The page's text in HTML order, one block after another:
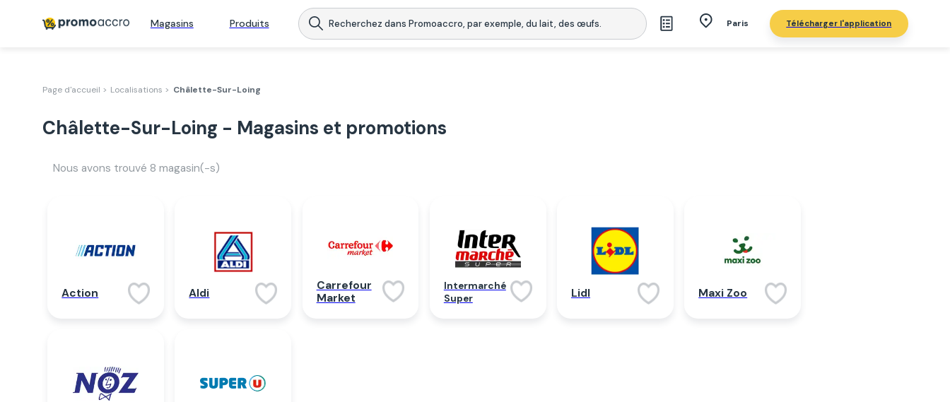
Magasins Produits Paris Télécharger l'application
Page d'accueil > Localisations > Châlette-Sur-Loing
Châlette-Sur-Loing - Magasins et promotions
Nous avons trouvé 8 magasin(-s)
Action Aldi
Carrefour
Market
Intermarché
Super
Lidl Maxi Zoo